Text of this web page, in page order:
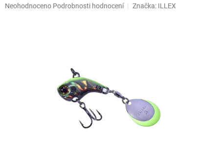
Průměrné
Neohodnoceno Podrobnosti hodnocení Značka: ILLEX